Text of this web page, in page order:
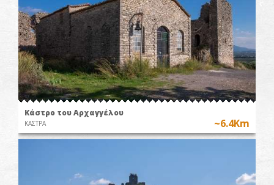
Κάστρο του Αρχαγγέλου
ΚΑΣΤΡΑ ~6.4Km